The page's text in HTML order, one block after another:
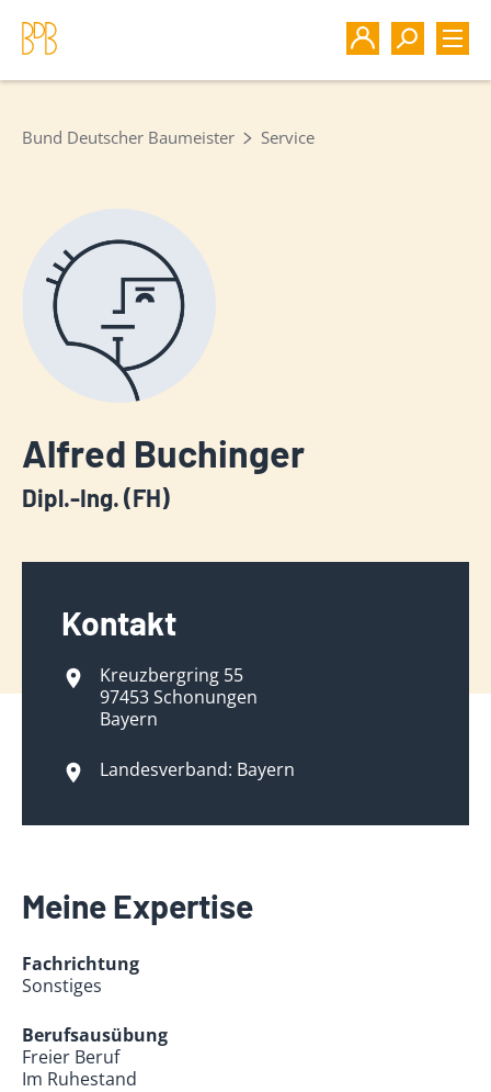
Bund Deutscher Baumeister Service
Alfred Buchinger
Dipl.-Ing. (FH)
Kontakt
Kreuzbergring 55
97453 Schonungen
Bayern
Landesverband: Bayern
Meine Expertise
Fachrichtung
Sonstiges
Berufsausübung
Freier Beruf
Im Ruhestand